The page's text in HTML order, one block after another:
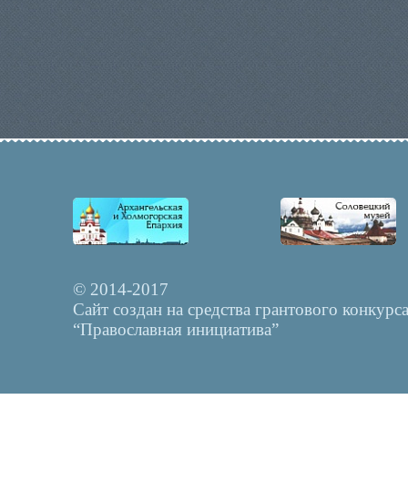
© 2014-2017
Сайт создан на средства грантового конкурса
“Православная инициатива”